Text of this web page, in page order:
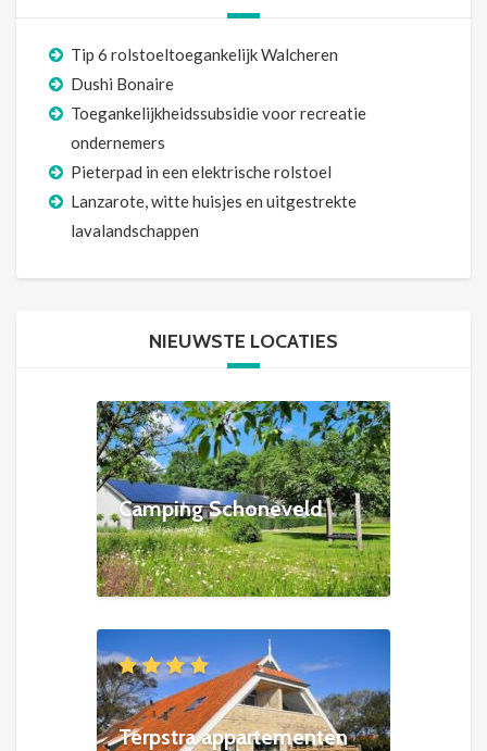
Tip 6 rolstoeltoegankelijk Walcheren
Dushi Bonaire
Toegankelijkheidssubsidie voor recreatie
ondernemers
Pieterpad in een elektrische rolstoel
Lanzarote, witte huisjes en uitgestrekte
lavalandschappen
NIEUWSTE LOCATIES
Camping Schoneveld
Terpstra appartementen